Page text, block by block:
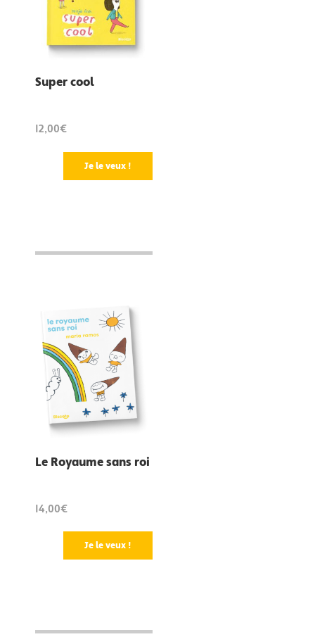
Super cool
12,00€
Je le veux !
Le Royaume sans roi
14,00€
Je le veux !